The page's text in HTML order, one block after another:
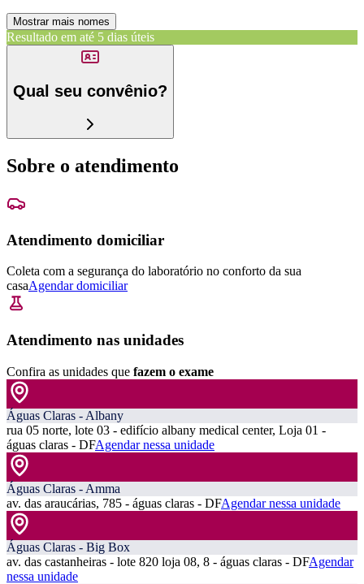
Mostrar mais nomes
Resultado em até 5 dias úteis
Qual seu convênio?
Sobre o atendimento
Atendimento domiciliar
Coleta com a segurança do laboratório no conforto da sua
casaAgendar domiciliar
Atendimento nas unidades
Confira as unidades que fazem o exame
Águas Claras - Albany
rua 05 norte, lote 03 - edifício albany medical center, Loja 01 -
águas claras - DFAgendar nessa unidade
Águas Claras - Amma
av. das araucárias, 785 - águas claras - DFAgendar nessa unidade
Águas Claras - Big Box
av. das castanheiras - lote 820 loja 08, 8 - águas claras - DFAgendar
nessa unidade